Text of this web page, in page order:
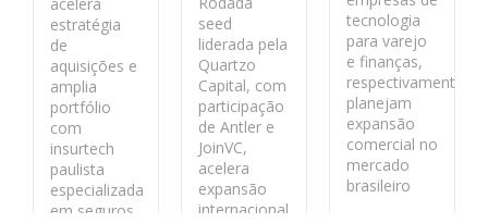
acelera
estratégia
de
aquisições e
amplia
portfólio
com
insurtech
paulista
especializada
em seguros
seed
liderada pela
Quartzo
Capital, com
participação
de Antler e
JoinVC,
acelera
expansão
internacional
tecnologia
para varejo
e finanças,
respectivamente,
planejam
expansão
comercial no
mercado
brasileiro